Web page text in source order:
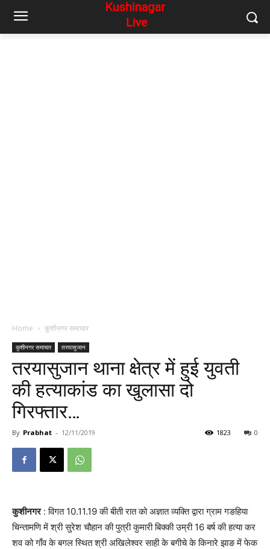
Home कुशीनगर समाचार
कुशीनगर समाचार तरयासुजान
तरयासुजान थाना क्षेत्र में हुई युवती
की हत्याकांड का खुलासा दो
गिरफ्तार…
By Prabhat - 12/11/2019 0
1823
कुशीनगर: विगत 10.11.19 की बीती रात को अज्ञात व्यक्ति द्वारा ग्राम गङहिया
चिन्तामणि में श्री सुरेश चौहान की पुत्री कुमारी बिक्की उम्री 16 बर्ष की हत्या कर
शव को गाँव के बगल स्थित श्री अखिलेश्वर साही के बगीचे के किनारे झाङ में फेक